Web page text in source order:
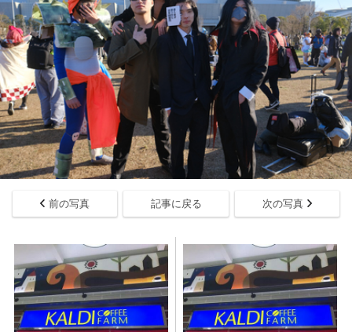
前の写真 記事に戻る 次の写真